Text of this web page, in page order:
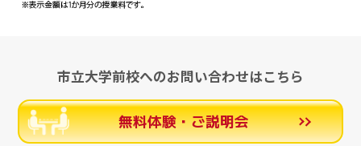
市立大学前校へのお問い合わせはこちら
無料体験・ご説明会